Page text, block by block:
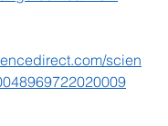
scien